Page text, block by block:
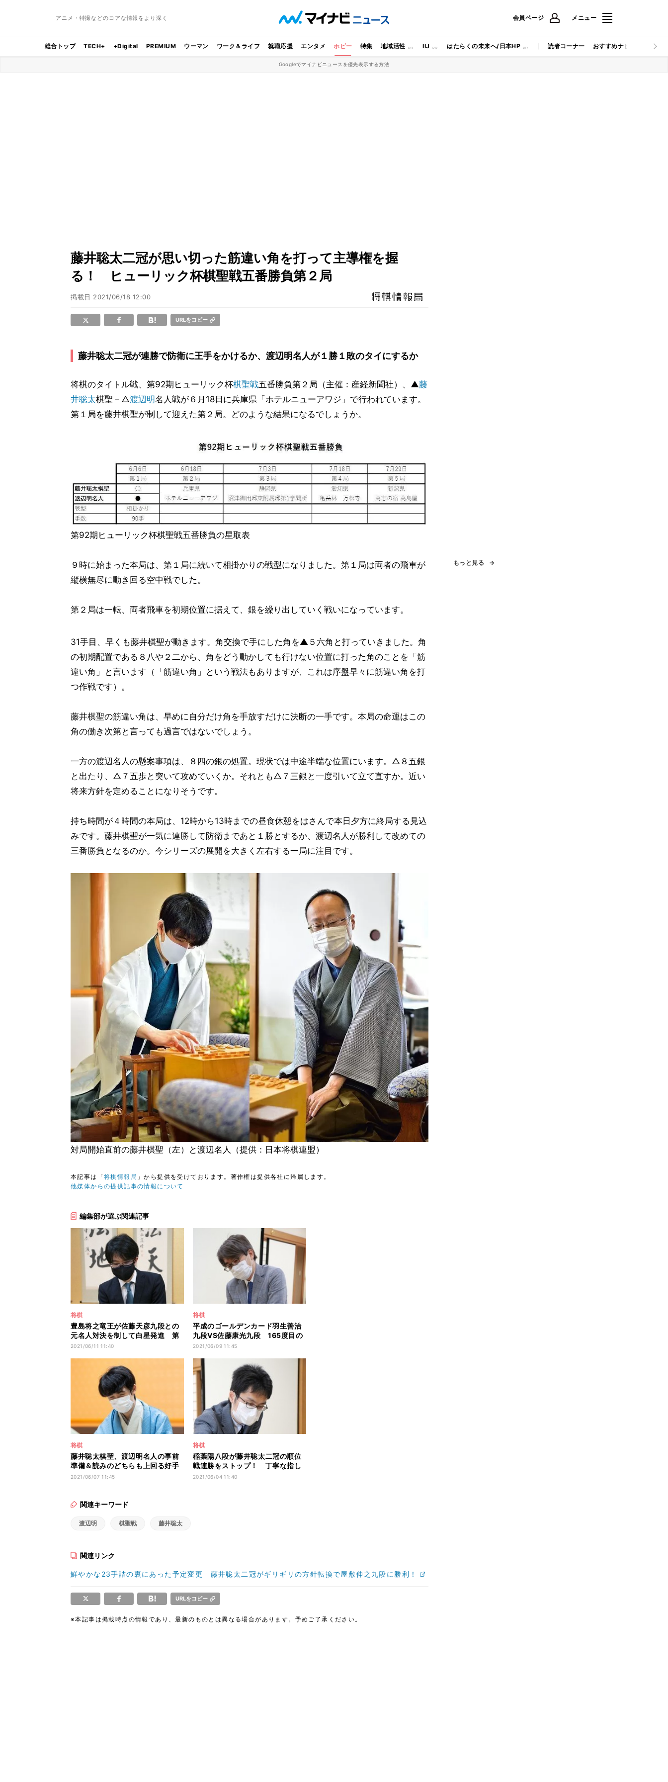
アニメ・特撮などのコアな情報をより深く 会員ページ メニュー
総合トップ TECH+ +Digital PREMIUM ウーマン ワーク＆ライフ 就職応援 エンタメ ホビー 特集 地域活性 IIJ はたらくの未来へ/日本HP 読者コーナー おすすめナビ マイナビ
Googleでマイナビニュースを優先表示する方法
藤井聡太二冠が思い切った筋違い角を打って主導権を握
る！ ヒューリック杯棋聖戦五番勝負第２局
掲載日 2021/06/18 12:00
URLをコピー
藤井聡太二冠が連勝で防衛に王手をかけるか、渡辺明名人が１勝１敗のタイにするか
将棋のタイトル戦、第92期ヒューリック杯棋聖戦五番勝負第２局（主催：産経新聞社）、▲藤
井聡太棋聖－△渡辺明名人戦が６月18日に兵庫県「ホテルニューアワジ」で行われています。
第１局を藤井棋聖が制して迎えた第２局。どのような結果になるでしょうか。
第92期ヒューリック杯棋聖戦五番勝負の星取表
９時に始まった本局は、第１局に続いて相掛かりの戦型になりました。第１局は両者の飛車が
縦横無尽に動き回る空中戦でした。
第２局は一転、両者飛車を初期位置に据えて、銀を繰り出していく戦いになっています。
31手目、早くも藤井棋聖が動きます。角交換で手にした角を▲５六角と打っていきました。角
の初期配置である８八や２二から、角をどう動かしても行けない位置に打った角のことを「筋
違い角」と言います（「筋違い角」という戦法もありますが、これは序盤早々に筋違い角を打
つ作戦です）。
藤井棋聖の筋違い角は、早めに自分だけ角を手放すだけに決断の一手です。本局の命運はこの
角の働き次第と言っても過言ではないでしょう。
一方の渡辺名人の懸案事項は、８四の銀の処置。現状では中途半端な位置にいます。△８五銀
と出たり、△７五歩と突いて攻めていくか。それとも△７三銀と一度引いて立て直すか。近い
将来方針を定めることになりそうです。
持ち時間が４時間の本局は、12時から13時までの昼食休憩をはさんで本日夕方に終局する見込
みです。藤井棋聖が一気に連勝して防衛まであと１勝とするか、渡辺名人が勝利して改めての
三番勝負となるのか。今シリーズの展開を大きく左右する一局に注目です。
対局開始直前の藤井棋聖（左）と渡辺名人（提供：日本将棋連盟）
本記事は「将棋情報局 」から提供を受けております。著作権は提供各社に帰属します。
他媒体からの提供記事の情報について
編集部が選ぶ関連記事
将棋
豊島将之竜王が佐藤天彦九段との
元名人対決を制して白星発進 第
80期Ａ級順位戦１回戦
2021/06/11 11:40
将棋
平成のゴールデンカード羽生善治
九段VS佐藤康光九段 165度目の
対決は羽生九段が逆転勝利！
2021/06/09 11:45
将棋
藤井聡太棋聖、渡辺明名人の事前
準備＆読みのどちらも上回る好手
連発で完勝 初防衛戦で白星発
2021/06/07 11:45
将棋
稲葉陽八段が藤井聡太二冠の順位
戦連勝をストップ！ 丁寧な指し
回しから一転、一気のギアチェン
2021/06/04 11:40
関連キーワード
渡辺明 棋聖戦 藤井聡太
関連リンク
鮮やかな23手詰の裏にあった予定変更 藤井聡太二冠がギリギリの方針転換で屋敷伸之九段に勝利！
URLをコピー
※本記事は掲載時点の情報であり、最新のものとは異なる場合があります。予めご了承ください。
もっと見る